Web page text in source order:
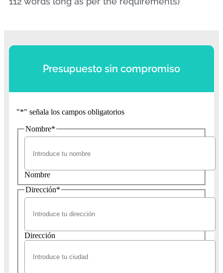
Presupuesto sin compromiso
"*" señala los campos obligatorios
Nombre*
Nombre
Dirección*
Dirección